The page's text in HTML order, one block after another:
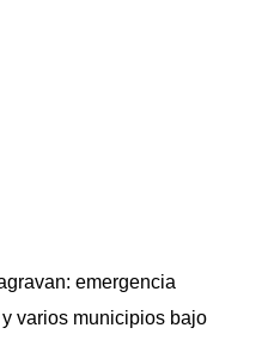
emergencia
varios municipios bajo